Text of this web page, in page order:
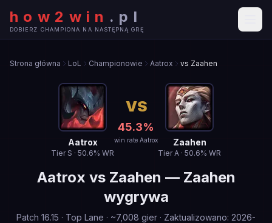
how2win . pl
DOBIERZ CHAMPIONA NA NASTĘPNĄ GRĘ
Strona główna LoL Championowie Aatrox vs Zaahen
Aatrox
Tier S · 50.6% WR
VS
45.3%
win rate Aatrox Zaahen
TierA · 50.6% WR
Aatrox vs Zaahen — Zaahen
wygrywa
Patch 16.15 · Top Lane · ~7,008 gier · Zaktualizowano: 2026-